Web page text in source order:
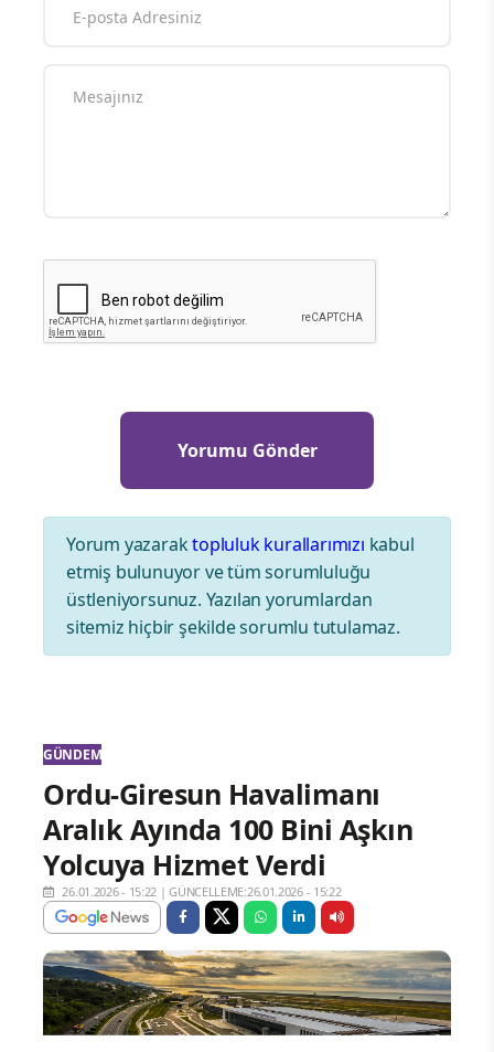
Yorum yazaraktopluluk kurallarımızı kabul
etmiş bulunuyor ve tüm sorumluluğu
üstleniyorsunuz. Yazılan yorumlardan
sitemiz hiçbir şekilde sorumlu tutulamaz.
GÜNDEM
Ordu-Giresun Havalimanı
Aralık Ayında 100 Bini Aşkın
Yolcuya Hizmet Verdi
26.01.2026 - 15:22 |GÜNCELLEME:26.01.2026 - 15:22